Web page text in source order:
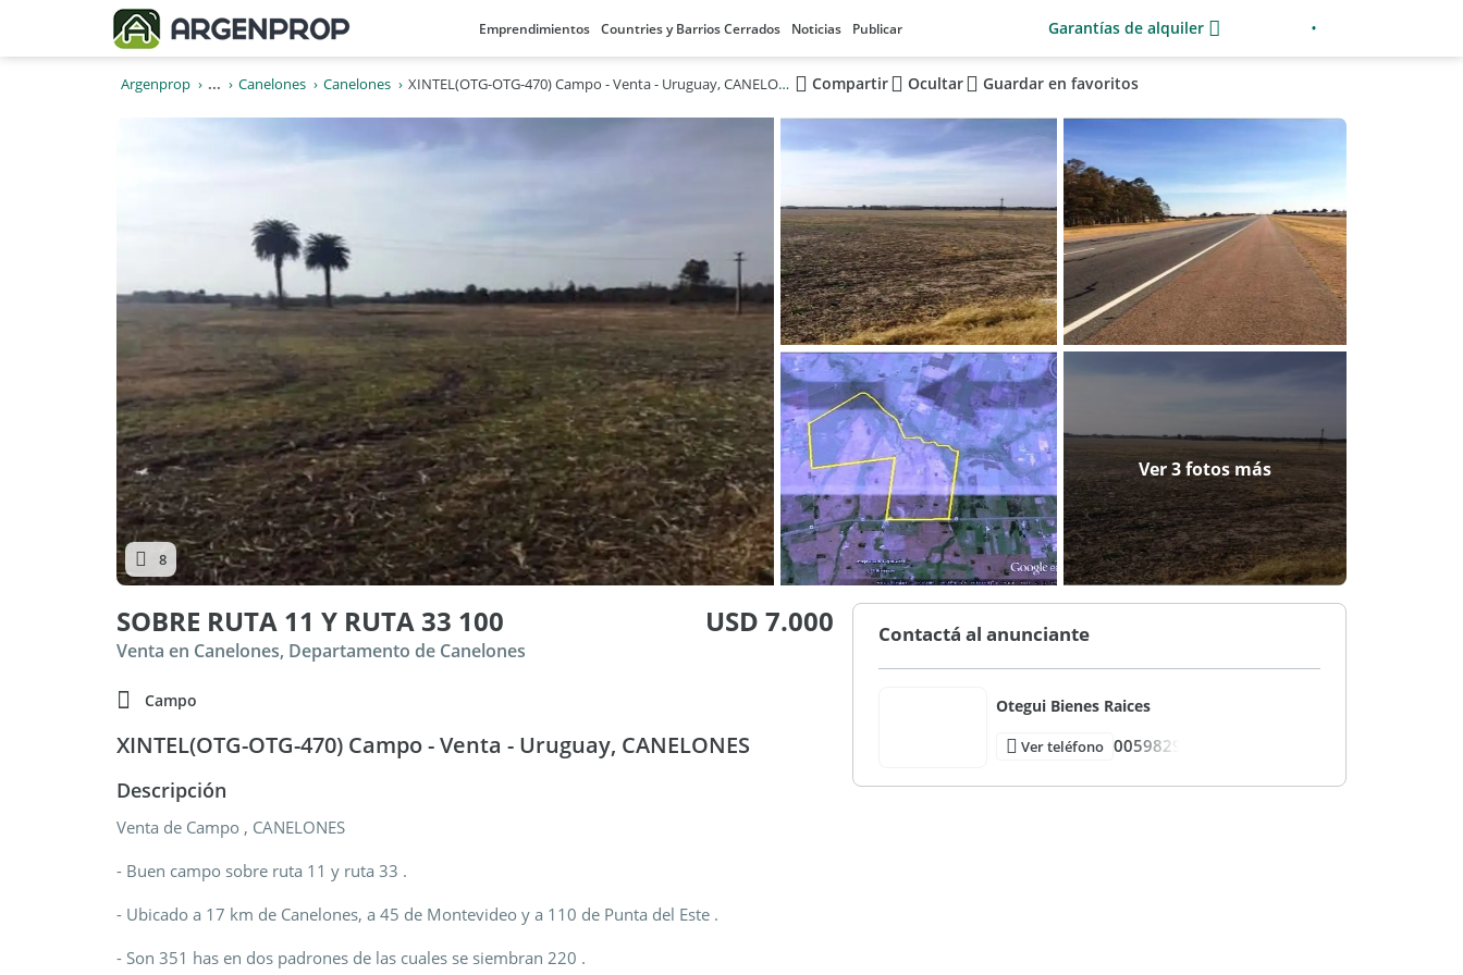
Emprendimientos Countries y Barrios Cerrados Noticias Publicar Garantías de alquiler
Argenprop ... Canelones Canelones XINTEL(OTG-OTG-470) Campo - Venta - Uruguay, CANELONES Compartir Ocultar Guardar en favoritos
Ver 3 fotos más
8
SOBRE RUTA 11 Y RUTA 33 100 USD 7.000
Venta en Canelones, Departamento de Canelones
Campo
XINTEL(OTG-OTG-470) Campo - Venta - Uruguay, CANELONES
Descripción
Venta de Campo , CANELONES
- Buen campo sobre ruta 11 y ruta 33 .
- Ubicado a 17 km de Canelones, a 45 de Montevideo y a 110 de Punta del Este .
- Son 351 has en dos padrones de las cuales se siembran 220 .
Contactá al anunciante
Otegui Bienes Raices
Ver teléfono 0059829